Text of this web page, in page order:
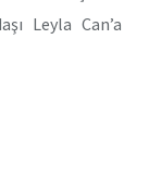
Leyla Can’a